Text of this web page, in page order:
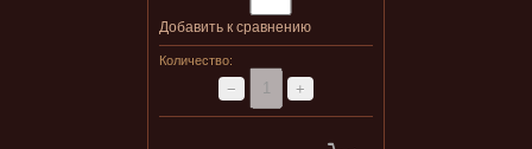
Добавить к сравнению
Количество:
− +